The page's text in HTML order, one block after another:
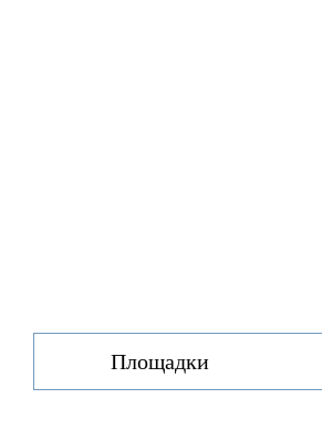
Площадки